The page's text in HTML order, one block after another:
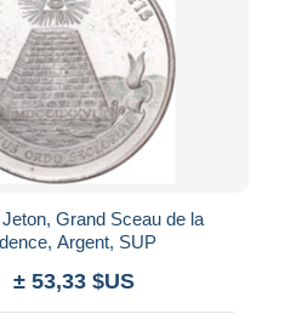
Grand Sceau de la
Argent, SUP
± 53,33 $US